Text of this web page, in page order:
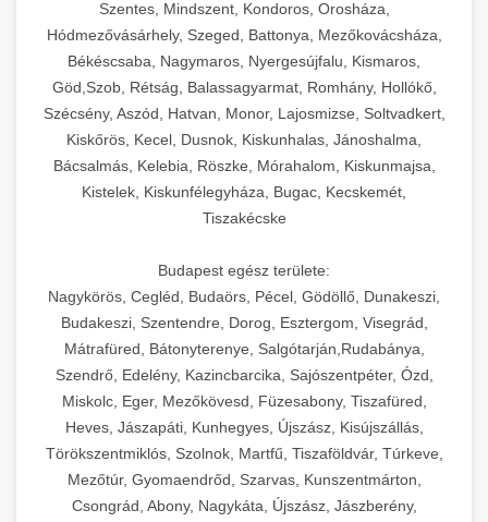
Szentes, Mindszent, Kondoros, Orosháza,
Hódmezővásárhely, Szeged, Battonya, Mezőkovácsháza,
Békéscsaba, Nagymaros, Nyergesújfalu, Kismaros,
Göd,Szob, Rétság, Balassagyarmat, Romhány, Hollókő,
Szécsény, Aszód, Hatvan, Monor, Lajosmizse, Soltvadkert,
Kiskőrös, Kecel, Dusnok, Kiskunhalas, Jánoshalma,
Bácsalmás, Kelebia, Röszke, Mórahalom, Kiskunmajsa,
Kistelek, Kiskunfélegyháza, Bugac, Kecskemét,
Tiszakécske
Budapest egész területe:
Nagykörös, Cegléd, Budaörs, Pécel, Gödöllő, Dunakeszi,
Budakeszi, Szentendre, Dorog, Esztergom, Visegrád,
Mátrafüred, Bátonyterenye, Salgótarján,Rudabánya,
Szendrő, Edelény, Kazincbarcika, Sajószentpéter, Ózd,
Miskolc, Eger, Mezőkövesd, Füzesabony, Tiszafüred,
Heves, Jászapáti, Kunhegyes, Újszász, Kisújszállás,
Törökszentmiklós, Szolnok, Martfű, Tiszaföldvár, Túrkeve,
Mezőtúr, Gyomaendrőd, Szarvas, Kunszentmárton,
Csongrád, Abony, Nagykáta, Újszász, Jászberény,